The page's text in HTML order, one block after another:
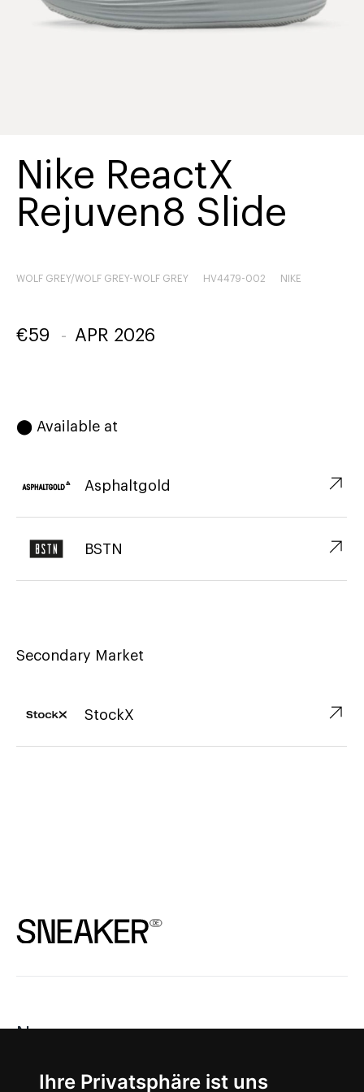
Ihre Privatsphäre ist uns
Nike ReactX
Rejuven8 Slide
WOLF GREY/WOLF GREY-WOLF GREY HV4479-002 NIKE
€59 - APR 2026
⬤ Available at
Asphaltgold ↗︎
BSTN ↗︎
Secondary Market
StockX ↗︎
News
About